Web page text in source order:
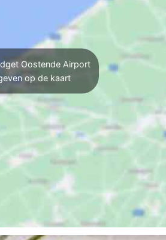
Oostende Airport
op de kaart